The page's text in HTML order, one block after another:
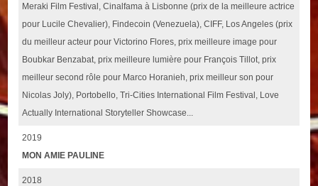
Meraki Film Festival, Cinalfama à Lisbonne (prix de la meilleure actrice
pour Lucile Chevalier), Findecoin (Venezuela), CIFF, Los Angeles (prix
du meilleur acteur pour Victorino Flores, prix meilleure image pour
Boubkar Benzabat, prix meilleure lumière pour François Tillot, prix
meilleur second rôle pour Marco Horanieh, prix meilleur son pour
Nicolas Joly), Portobello, Tri-Cities International Film Festival, Love
Actually International Storyteller Showcase...
2019
MON AMIE PAULINE
2018